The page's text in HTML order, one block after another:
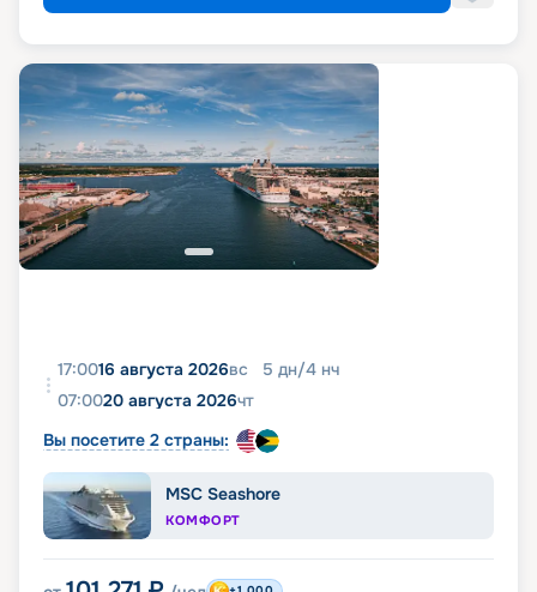
17:0016 августа 2026вс 5 дн/4 нч
07:0020 августа 2026чт
Вы посетите 2 страны:
MSC Seashore
КОМФОРТ